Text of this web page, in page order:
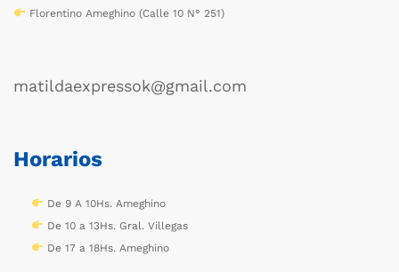
Florentino Ameghino (Calle 10 N° 251)
matildaexpressok@gmail.com
Horarios
De 9 A 10Hs. Ameghino
De 10 a 13Hs. Gral. Villegas
De 17 a 18Hs. Ameghino